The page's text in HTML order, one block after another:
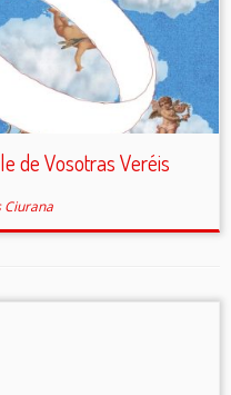
de Vosotras Veréis
Ciurana